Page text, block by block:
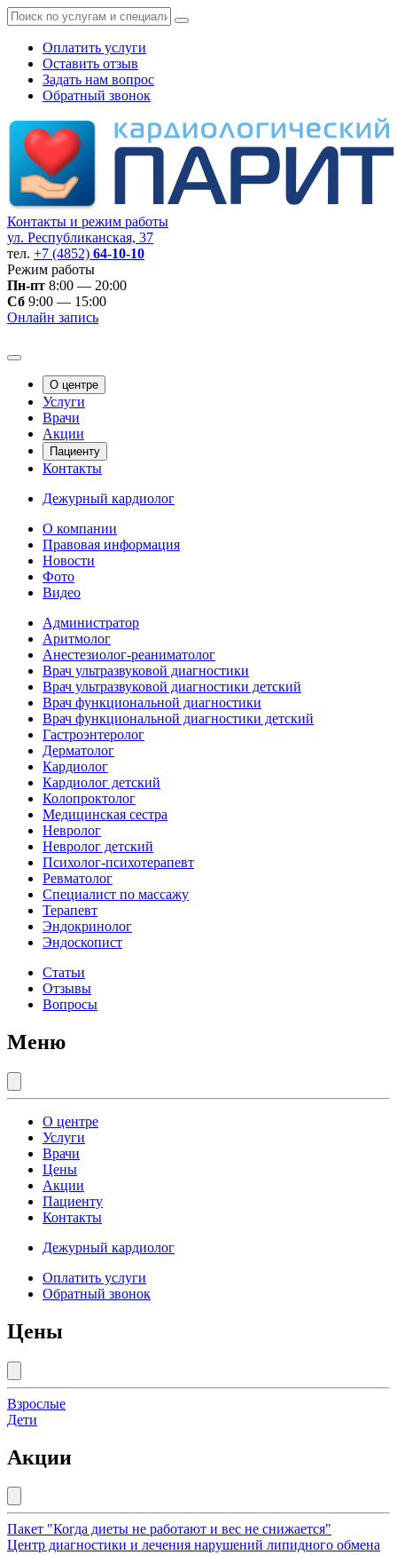
Оплатить услуги
Оставить отзыв
Задать нам вопрос
Обратный звонок
Контакты и режим работы
ул. Республиканская, 37
тел. +7 (4852) 64-10-10
Режим работы
Пн-пт 8:00 — 20:00
Сб 9:00 — 15:00
Онлайн запись
О центре
Услуги
Врачи
Акции
Пациенту
Контакты
Дежурный кардиолог
О компании
Правовая информация
Новости
Фото
Видео
Администратор
Аритмолог
Анестезиолог-реаниматолог
Врач ультразвуковой диагностики
Врач ультразвуковой диагностики детский
Врач функциональной диагностики
Врач функциональной диагностики детский
Гастроэнтеролог
Дерматолог
Кардиолог
Кардиолог детский
Колопроктолог
Медицинская сестра
Невролог
Невролог детский
Психолог-психотерапевт
Ревматолог
Специалист по массажу
Терапевт
Эндокринолог
Эндоскопист
Статьи
Отзывы
Вопросы
Меню
О центре
Услуги
Врачи
Цены
Акции
Пациенту
Контакты
Дежурный кардиолог
Оплатить услуги
Обратный звонок
Цены
Взрослые
Дети
Акции
Пакет "Когда диеты не работают и вес не снижается"
Центр диагностики и лечения нарушений липидного обмена